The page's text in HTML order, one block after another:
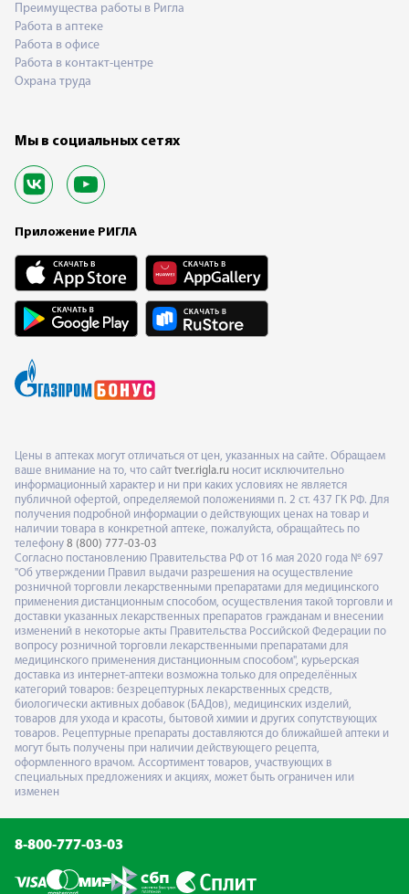
Преимущества работы в Ригла
Работа в аптеке
Работа в офисе
Работа в контакт-центре
Охрана труда
Мы в социальных сетях
Приложение РИГЛА
Цены в аптеках могут отличаться от цен, указанных на сайте. Обращаем
ваше внимание на то, что сайт tver.rigla.ru носит исключительно
информационный характер и ни при каких условиях не является
публичной офертой, определяемой положениями п. 2 ст. 437 ГК РФ. Для
получения подробной информации о действующих ценах на товар и
наличии товара в конкретной аптеке, пожалуйста, обращайтесь по
телефону 8 (800) 777-03-03
Согласно постановлению Правительства РФ от 16 мая 2020 года № 697
"Об утверждении Правил выдачи разрешения на осуществление
розничной торговли лекарственными препаратами для медицинского
применения дистанционным способом, осуществления такой торговли и
доставки указанных лекарственных препаратов гражданам и внесении
изменений в некоторые акты Правительства Российской Федерации по
вопросу розничной торговли лекарственными препаратами для
медицинского применения дистанционным способом", курьерская
доставка из интернет-аптеки возможна только для определённых
категорий товаров: безрецептурных лекарственных средств,
биологически активных добавок (БАДов), медицинских изделий,
товаров для ухода и красоты, бытовой химии и других сопутствующих
товаров. Рецептурные препараты доставляются до ближайшей аптеки и
могут быть получены при наличии действующего рецепта,
оформленного врачом. Ассортимент товаров, участвующих в
специальных предложениях и акциях, может быть ограничен или
изменен
8-800-777-03-03